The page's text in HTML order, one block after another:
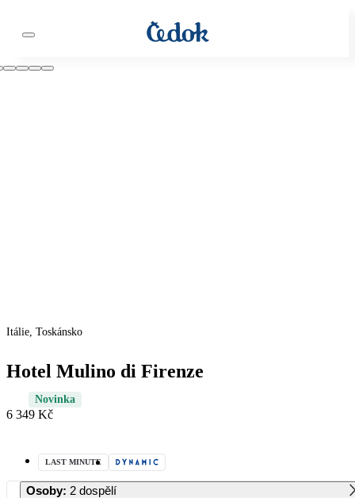
Itálie, Toskánsko
Hotel Mulino di Firenze
Novinka
6 349 Kč
LAST MINUTE
Osoby: 2 dospělí